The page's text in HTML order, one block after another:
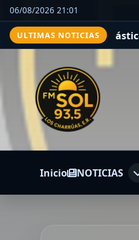
06/08/2026 21:01
ULTIMAS NOTICIAS
una drástica decisión y
Inicio NOTICIAS